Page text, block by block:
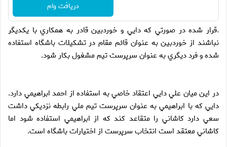
دریافت وام
.قرار شده در صورتي كه دايي و خوردبين قادر به همكاري با يكديگر
نباشند از خوردبين به عنوان قائم مقام در تشكيلات باشگاه استفاده
شده و فرد ديگري به عنوان سرپرست تيم مشغول بكار شود.
در اين ميان علي دايي اعتقاد خاصي به استفاده از احمد ابراهيمي دارد.
دايي كه با ابراهيمي به عنوان سرپرست تيم ملي رابطه نزديكي داشت
سعي دارد كاشاني را متقاعد كند كه از ابراهيمي استفاده شود اما
كاشاني معتقد است انتخاب سرپرست از اختيارات باشگاه است.